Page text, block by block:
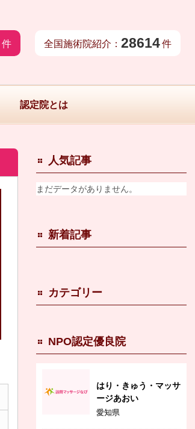
件 全国施術院紹介： 28614件
認定院とは
人気記事
まだデータがありません。
新着記事
カテゴリー
NPO認定優良院
はり・きゅう・マッサ
ージあおい
愛知県